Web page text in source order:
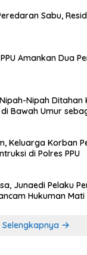
Sabu,
Amankan Dua
Nipah Ditahan
Bawah Umur
Keluarga Korban
di Polres PPU
di
Hukuman Mati
Selengkapnya